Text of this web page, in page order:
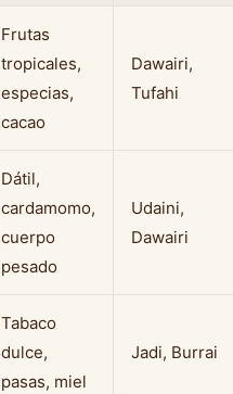
Frutas
tropicales,
especias,
cacao
Dawairi,
Tufahi
Dátil,
cardamomo,
cuerpo
pesado
Udaini,
Dawairi
Tabaco
dulce,
pasas, miel
Jadi, Burrai